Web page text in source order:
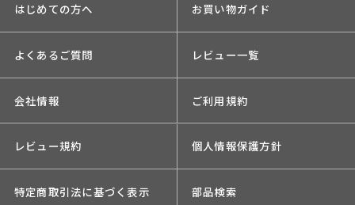
はじめての方へ お買い物ガイド
よくあるご質問 レビュー一覧
会社情報 ご利用規約
レビュー規約 個人情報保護方針
特定商取引法に基づく表示 部品検索